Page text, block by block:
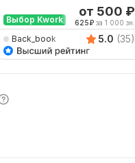
Русский и наоборот
Выбор Kwork
от 500 ₽
625₽ за 1 000 зн.
Back_book 5.0 (35)